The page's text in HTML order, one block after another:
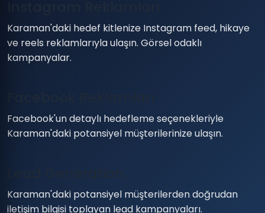
Karaman'daki hedef kitlenize Instagram feed, hikaye
ve reels reklamlarıyla ulaşın. Görsel odaklı
kampanyalar.
Facebook'un detaylı hedefleme seçenekleriyle
Karaman'daki potansiyel müşterilerinize ulaşın.
Karaman'daki potansiyel müşterilerden doğrudan
iletişim bilgisi toplayan lead kampanyaları.